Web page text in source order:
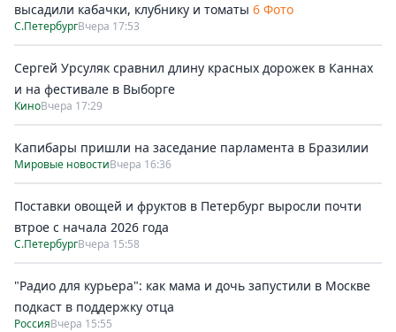
высадили кабачки, клубнику и томаты 6 Фото
С.ПетербургВчера 17:53
Сергей Урсуляк сравнил длину красных дорожек в Каннах
и на фестивале в Выборге
КиноВчера 17:29
Капибары пришли на заседание парламента в Бразилии
Мировые новостиВчера 16:36
Поставки овощей и фруктов в Петербург выросли почти
втрое с начала 2026 года
С.ПетербургВчера 15:58
"Радио для курьера": как мама и дочь запустили в Москве
подкаст в поддержку отца
РоссияВчера 15:55